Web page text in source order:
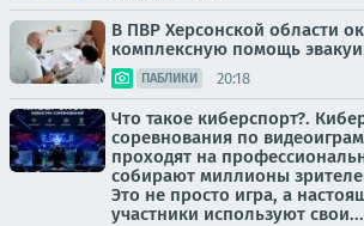
В ПВР Херсонской области
комплексную помощь
ПАБЛИКИ 20:18
Что такое киберспорт?.
соревнования по
проходят на
собирают миллионы
Это не просто игра, а
участники используют свои...